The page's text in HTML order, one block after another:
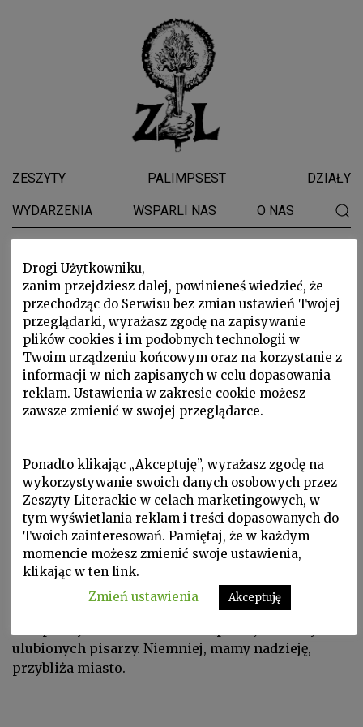
ZESZYTY PALIMPSEST DZIAŁY
WYDARZENIA WSPARLI NAS O NAS
Adam Mickiewicz
P 2020 nr 6, Poezja, Portrety miast, W Zeszytach, ZL 1992 nr
3/39
Album wenecki
Dla naszych czytelników sporządziliśmy zestaw
pamiętnych wypowiedzi o Wenecji. Nie jest on
ulubionych pisarzy. Niemniej, mamy nadzieję,
przybliża miasto.
Drogi Użytkowniku,
zanim przejdziesz dalej, powinieneś wiedzieć, że
przechodząc do Serwisu bez zmian ustawień Twojej
przeglądarki, wyrażasz zgodę na zapisywanie
plików cookies i im podobnych technologii w
Twoim urządzeniu końcowym oraz na korzystanie z
informacji w nich zapisanych w celu dopasowania
reklam. Ustawienia w zakresie cookie możesz
zawsze zmienić w swojej przeglądarce.
Ponadto klikając „Akceptuję”, wyrażasz zgodę na
wykorzystywanie swoich danych osobowych przez
Zeszyty Literackie w celach marketingowych, w
tym wyświetlania reklam i treści dopasowanych do
Twoich zainteresowań. Pamiętaj, że w każdym
momencie możesz zmienić swoje ustawienia,
klikając w ten link.
Zmień ustawienia
Akceptuję